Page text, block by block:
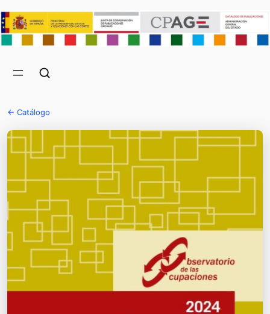
← Catálogo